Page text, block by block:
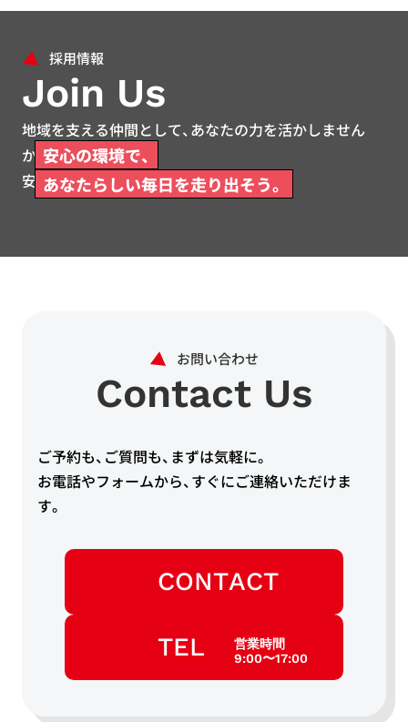
Join Us
地域を支える仲間として、あなたの力を活かしません
か。
安心して働ける環境をご用意しています。
安心の環境で、
あなたらしい毎日を走り出そう。
Contact Us
ご予約も、ご質問も、まずは気軽に。
お電話やフォームから、すぐにご連絡いただけま
す。
CONTACT
TEL
営業時間
9:00〜17:00